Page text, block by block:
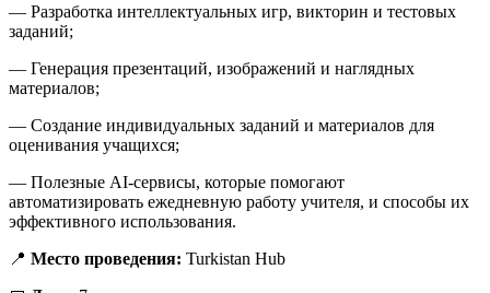
— Разработка интеллектуальных игр, викторин и тестовых
заданий;
— Генерация презентаций, изображений и наглядных
материалов;
— Создание индивидуальных заданий и материалов для
оценивания учащихся;
— Полезные AI-сервисы, которые помогают
автоматизировать ежедневную работу учителя, и способы их
эффективного использования.
📍 Место проведения: Turkistan Hub